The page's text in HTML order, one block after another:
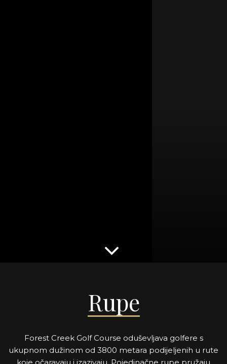
Rupe
Forest Creek Golf Course oduševljava golfere s
ukupnom dužinom od 3800 metara podijeljenih u rute
koje očaravaju i izazivaju. Pojedinačne rupe pružaju